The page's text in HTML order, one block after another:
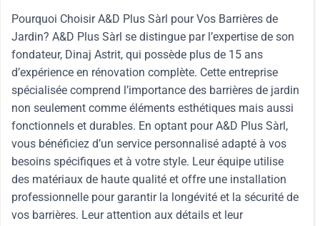
Pourquoi Choisir A&D Plus Sàrl pour Vos Barrières de
Jardin? A&D Plus Sàrl se distingue par l’expertise de son
fondateur, Dinaj Astrit, qui possède plus de 15 ans
d’expérience en rénovation complète. Cette entreprise
spécialisée comprend l’importance des barrières de jardin
non seulement comme éléments esthétiques mais aussi
fonctionnels et durables. En optant pour A&D Plus Sàrl,
vous bénéficiez d’un service personnalisé adapté à vos
besoins spécifiques et à votre style. Leur équipe utilise
des matériaux de haute qualité et offre une installation
professionnelle pour garantir la longévité et la sécurité de
vos barrières. Leur attention aux détails et leur